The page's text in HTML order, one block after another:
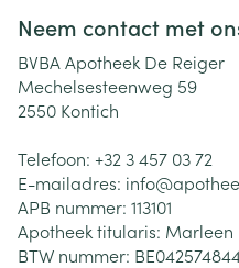
Neem contact met
BVBA Apotheek De Reiger
Mechelsesteenweg 59
2550 Kontich
Telefoon: +32 3 457 03 72
E-mailadres: info@
APB nummer: 113101
Apotheek titularis: Marleen
BTW nummer: